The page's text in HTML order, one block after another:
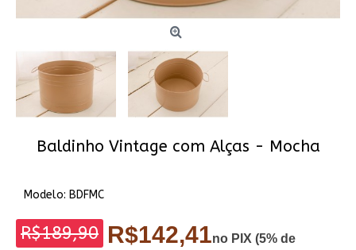
Baldinho Vintage com Alças - Mocha
Modelo: BDFMC
R$189,90 R$142,41no PIX (5% de